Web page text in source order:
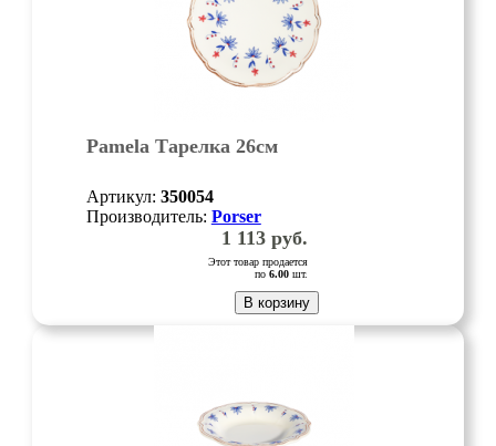
Pamela Тарелка 26см
Артикул: 350054
Производитель: Porser
1 113руб.
Этот товар продается
по 6.00шт.
В корзину